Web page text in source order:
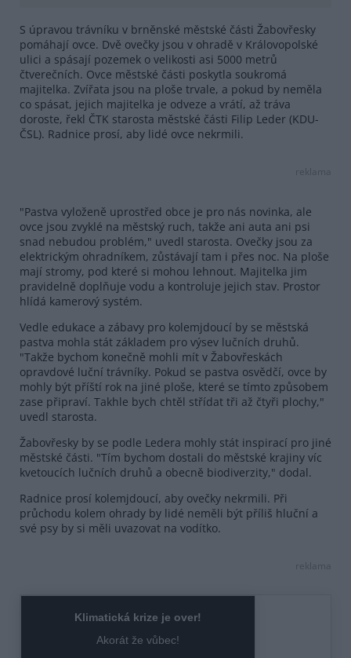
S úpravou trávníku v brněnské městské části Žabovřesky
pomáhají ovce. Dvě ovečky jsou v ohradě v Královopolské
ulici a spásají pozemek o velikosti asi 5000 metrů
čtverečních. Ovce městské části poskytla soukromá
majitelka. Zvířata jsou na ploše trvale, a pokud by neměla
co spásat, jejich majitelka je odveze a vrátí, až tráva
doroste, řekl ČTK starosta městské části Filip Leder (KDU-
ČSL). Radnice prosí, aby lidé ovce nekrmili.
reklama
"Pastva vyloženě uprostřed obce je pro nás novinka, ale
ovce jsou zvyklé na městský ruch, takže ani auta ani psi
snad nebudou problém," uvedl starosta. Ovečky jsou za
elektrickým ohradníkem, zůstávají tam i přes noc. Na ploše
mají stromy, pod které si mohou lehnout. Majitelka jim
pravidelně doplňuje vodu a kontroluje jejich stav. Prostor
hlídá kamerový systém.
Vedle edukace a zábavy pro kolemjdoucí by se městská
pastva mohla stát základem pro výsev lučních druhů.
"Takže bychom konečně mohli mít v Žabovřeskách
opravdové luční trávníky. Pokud se pastva osvědčí, ovce by
mohly být příští rok na jiné ploše, které se tímto způsobem
zase připraví. Takhle bych chtěl střídat tři až čtyři plochy,"
uvedl starosta.
Žabovřesky by se podle Ledera mohly stát inspirací pro jiné
městské části. "Tím bychom dostali do městské krajiny víc
kvetoucích lučních druhů a obecně biodiverzity," dodal.
Radnice prosí kolemjdoucí, aby ovečky nekrmili. Při
průchodu kolem ohrady by lidé neměli být příliš hluční a
své psy by si měli uvazovat na vodítko.
reklama